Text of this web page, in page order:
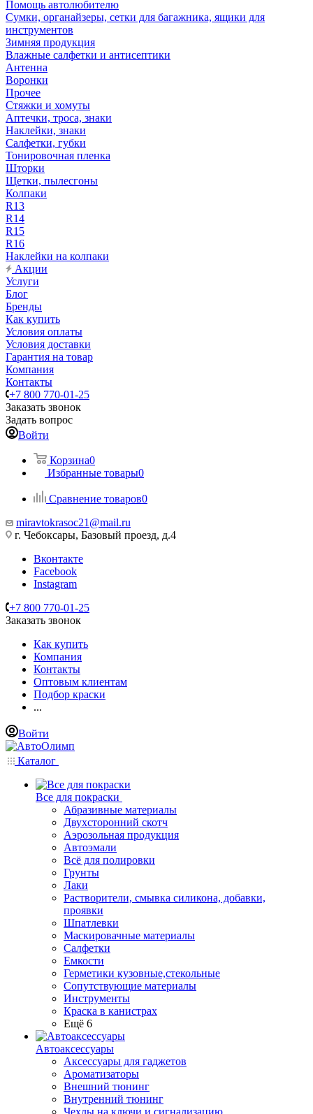
Помощь автолюбителю
Сумки, органайзеры, сетки для багажника, ящики для
инструментов
Зимняя продукция
Влажные салфетки и антисептики
Антенна
Воронки
Прочее
Стяжки и хомуты
Аптечки, троса, знаки
Наклейки, знаки
Салфетки, губки
Тонировочная пленка
Шторки
Щетки, пылесгоны
Колпаки
R13
R14
R15
R16
Наклейки на колпаки
Акции
Услуги
Блог
Бренды
Как купить
Условия оплаты
Условия доставки
Гарантия на товар
Компания
Контакты
+7 800 770-01-25
Заказать звонок
Задать вопрос
Войти
Корзина0
Избранные товары0
Сравнение товаров0
miravtokrasoc21@mail.ru
г. Чебоксары, Базовый проезд, д.4
Вконтакте
Facebook
Instagram
+7 800 770-01-25
Заказать звонок
Как купить
Компания
Контакты
Оптовым клиентам
Подбор краски
...
Войти
Каталог
Все для покраски
Абразивные материалы
Двухсторонний скотч
Аэрозольная продукция
Автоэмали
Всё для полировки
Грунты
Лаки
Растворители, смывка силикона, добавки,
проявки
Шпатлевки
Маскировачные материалы
Салфетки
Емкости
Герметики кузовные,стекольные
Сопутствующие материалы
Инструменты
Краска в канистрах
Ещё 6
Автоаксессуары
Аксессуары для гаджетов
Ароматизаторы
Внешний тюнинг
Внутренний тюнинг
Чехлы на ключи и сигнализацию